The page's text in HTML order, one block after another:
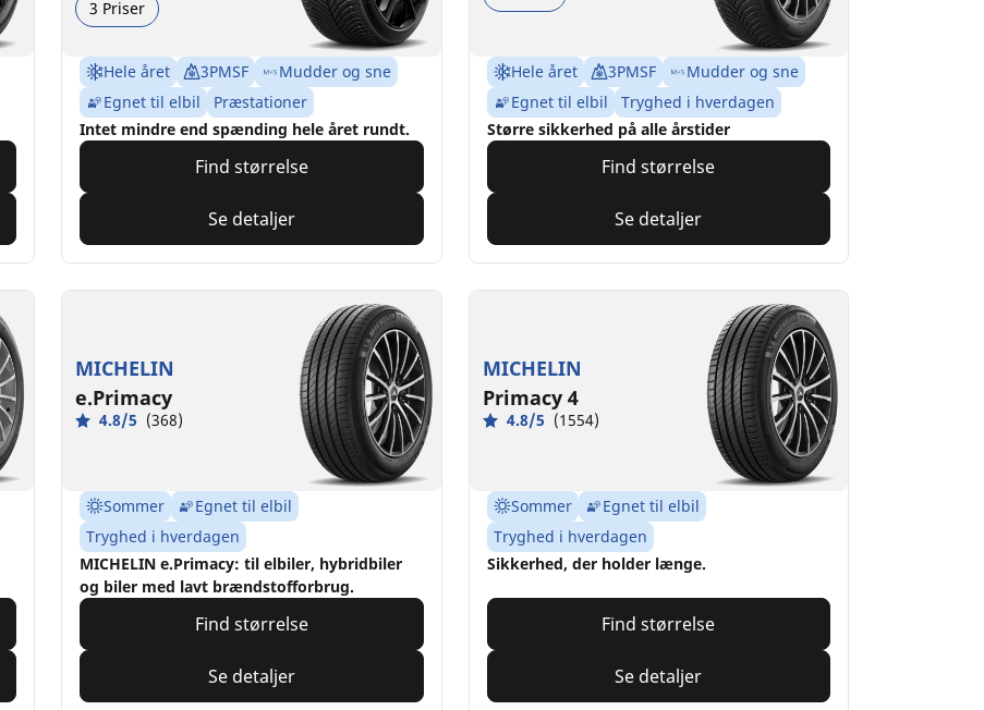
3 Priser
Hele året 3PMSF
Mudder og sne
Egnet til elbil
Præstationer
Intet mindre end spænding hele året rundt.
Find størrelse
Se detaljer
Hele året 3PMSF
Mudder og sne
Egnet til elbil
Tryghed i hverdagen
Større sikkerhed på alle årstider
Find størrelse
Se detaljer
MICHELIN
e.Primacy
4.8/5 (368)
Sommer
Egnet til elbil
Tryghed i hverdagen
MICHELIN e.Primacy: til elbiler, hybridbiler
og biler med lavt brændstofforbrug.
Find størrelse
Se detaljer
MICHELIN
Primacy 4
4.8/5 (1554)
Sommer
Egnet til elbil
Tryghed i hverdagen
Sikkerhed, der holder længe.
Find størrelse
Se detaljer